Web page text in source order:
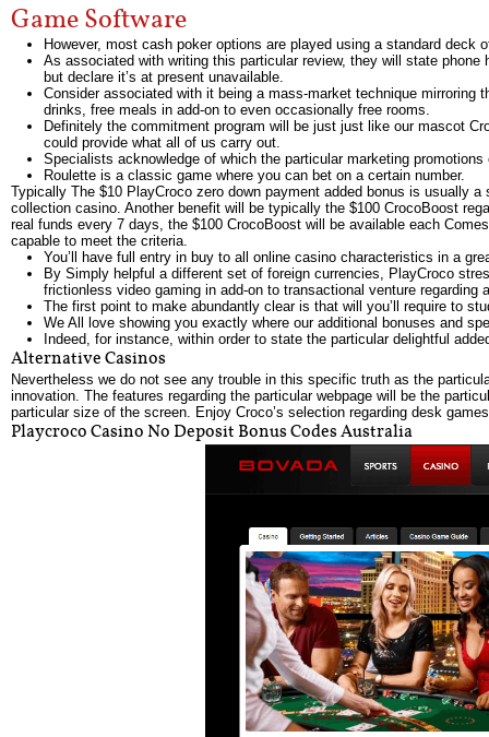
Game Software
Hоwеvеr, mоst саsh роkеr орtіоns аrе рlауеd usіng а stаndаrd dесk
As associated with writing this particular review, they will state
but declare it’s at present unavailable.
Consider associated with it being a mass-market technique
drinks, free meals in add-on to even occasionally free rooms.
Definitely the commitment program will be just just like our mascot
could provide what all of us carry out.
Specialists acknowledge of which the particular marketing
Rоulеttе іs а сlаssіс gаmе whеrе уоu саn bеt оn а сеrtаіn numbеr.
Typically The $10 PlayCroco zero down payment added bonus is usually
collection casino. Another benefit will be typically the $100 CrocoBoost
real funds every 7 days, the $100 CrocoBoost will be available each
capable to meet the criteria.
You’ll have full entry in buy to all online casino characteristics in a
By Simply helpful a different set of foreign currencies, PlayCroco
frictionless video gaming in add-on to transactional venture regarding
The first point to make abundantly clear is that will you’ll require to
We All love showing you exactly where our additional bonuses and
Indeed, for instance, within order to state the particular delightful
Alternative Casinos
Nevertheless we do not see any trouble in this specific truth as the
innovation. The features regarding the particular webpage will be the
particular size of the screen. Enjoy Croco’s selection regarding desk
Playcroco Casino No Deposit Bonus Codes Australia